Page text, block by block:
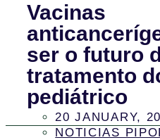
Vacinas
ser o futuro
tratamento
pediátrico
20 JANUARY,
NOTICIAS